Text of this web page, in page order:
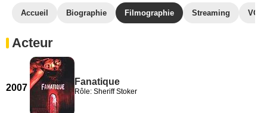
Accueil Biographie Filmographie Streaming
Acteur
2007
Fanatique
Rôle: Sheriff Stoker